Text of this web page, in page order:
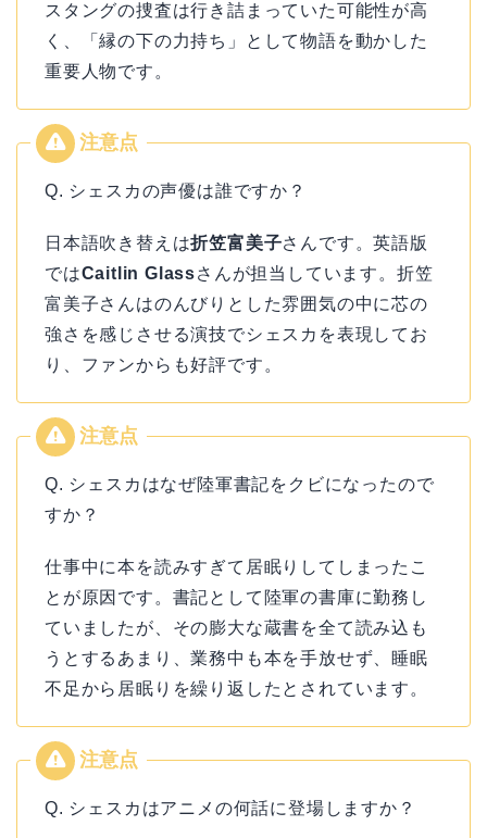
スタングの捜査は行き詰まっていた可能性が高
く、「縁の下の力持ち」として物語を動かした
重要人物です。
Q. シェスカの声優は誰ですか？
日本語吹き替えは折笠富美子さんです。英語版
ではCaitlin Glassさんが担当しています。折笠
富美子さんはのんびりとした雰囲気の中に芯の
強さを感じさせる演技でシェスカを表現してお
り、ファンからも好評です。
Q. シェスカはなぜ陸軍書記をクビになったので
すか？
仕事中に本を読みすぎて居眠りしてしまったこ
とが原因です。書記として陸軍の書庫に勤務し
ていましたが、その膨大な蔵書を全て読み込も
うとするあまり、業務中も本を手放せず、睡眠
不足から居眠りを繰り返したとされています。
Q. シェスカはアニメの何話に登場しますか？